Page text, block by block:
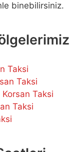
binebilirsiniz.
Taksi
Taksi
Taksi
Taksi